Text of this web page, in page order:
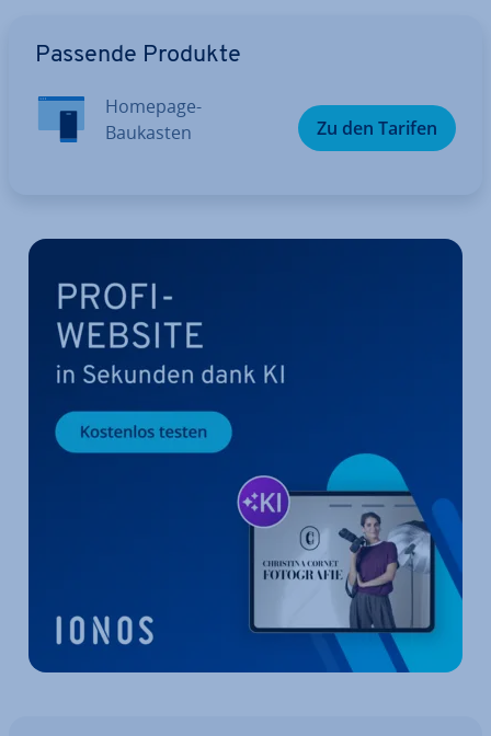
Passende Produkte
Homepage-
Baukasten
Zu den Tarifen